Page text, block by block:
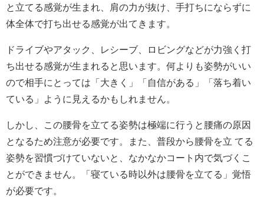
と立てる感覚が生まれ、肩の力が抜け、手打ちにならずに
体全体で打ち出せる感覚が出てきます。
ドライブやアタック、レシーブ、ロビングなどが力強く打
ち出せる感覚が生まれると思います。何よりも姿勢がいい
ので相手にとっては「大きく」「自信がある」「落ち着い
ている」ように見えるかもしれません。
しかし、この腰骨を立てる姿勢は極端に行うと腰痛の原因
となるため注意が必要です。また、普段から腰骨を立 てる
姿勢を習慣づけていないと、なかなかコート内で気づくこ
とができません。「寝ている時以外は腰骨を立てる」覚悟
が必要です。